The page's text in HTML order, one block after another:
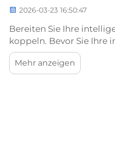
2026-03-23 16:50:47
Bereiten Sie Ihre
koppeln. Bevor Sie
eine sorgfältige
ersten Einrichtung
bin und vergessen habe, …
Mehr anzeigen